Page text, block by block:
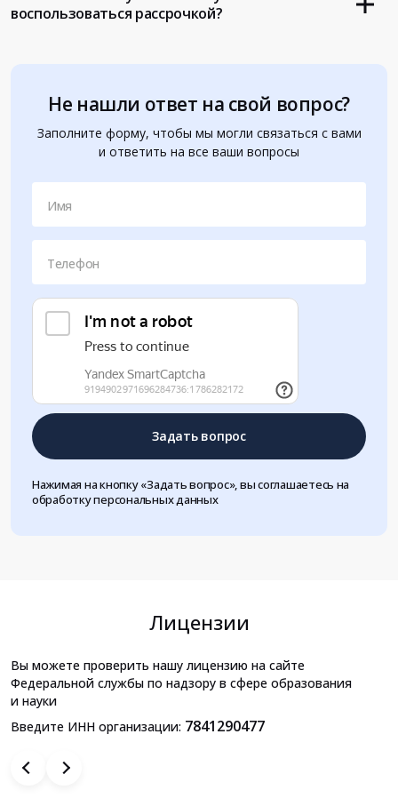
Не нашли ответ на свой вопрос?
Заполните форму, чтобы мы могли связаться с вами
и ответить на все ваши вопросы
Имя
Телефон
Задать вопрос
Нажимая на кнопку «Задать вопрос», вы соглашаетесь на
обработку персональных данных
воспользоваться рассрочкой?
Лицензии
Вы можете проверить нашу лицензию на сайте
Федеральной службы по надзору в сфере образования
и науки
Введите ИНН организации: 7841290477